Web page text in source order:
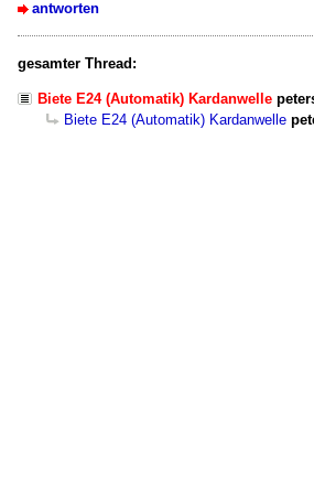
antworten
gesamter Thread:
Biete E24 (Automatik) Kardanwelle
Biete E24 (Automatik) Kardanwelle